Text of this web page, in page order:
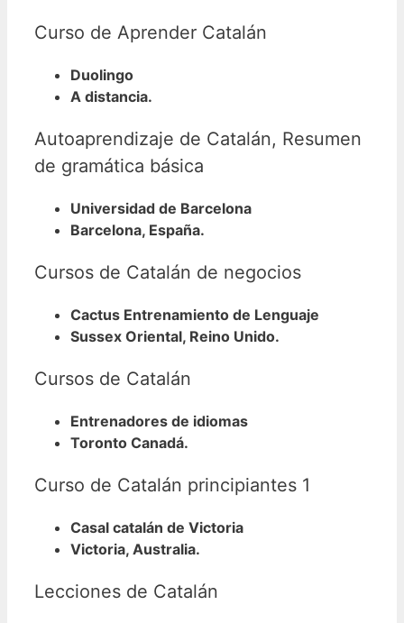
Curso de Aprender Catalán
Duolingo
A distancia.
Autoaprendizaje de Catalán, Resumen
de gramática básica
Universidad de Barcelona
Barcelona, España.
Cursos de Catalán de negocios
Cactus Entrenamiento de Lenguaje
Sussex Oriental, Reino Unido.
Cursos de Catalán
Entrenadores de idiomas
Toronto Canadá.
Curso de Catalán principiantes 1
Casal catalán de Victoria
Victoria, Australia.
Lecciones de Catalán